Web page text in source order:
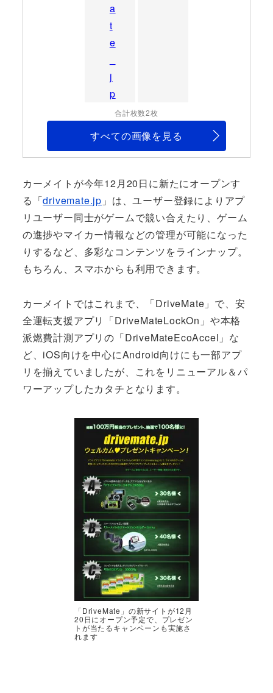
合計枚数2枚
すべての画像を見る
カーメイトが今年12月20日に新たにオープンす
る「drivemate.jp 」は、ユーザー登録によりアプ
リユーザー同士がゲームで競い合えたり、ゲーム
の進捗やマイカー情報などの管理が可能になった
りするなど、多彩なコンテンツをラインナップ。
もちろん、スマホからも利用できます。
カーメイトではこれまで、「DriveMate」で、安
全運転支援アプリ「DriveMateLockOn」や本格
派燃費計測アプリの「DriveMateEcoAccel」な
ど、iOS向けを中心にAndroid向けにも一部アプ
リを揃えていましたが、これをリニューアル＆パ
ワーアップしたカタチとなります。
「DriveMate」の新サイトが12月
20日にオープン予定で、プレゼン
トが当たるキャンペーンも実施さ
れます